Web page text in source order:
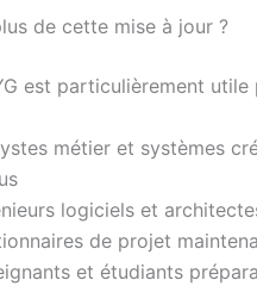
de cette mise à jour ?
est particulièrement utile
métier et systèmes
logiciels et
de projet
et étudiants